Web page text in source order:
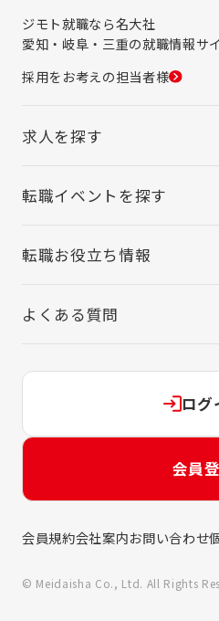
ジモト就職なら名大社
愛知・岐阜・三重の就職情報サ
採用をお考えの担当者様
求人を探す
転職イベントを探す
転職お役立ち情報
よくある質問
ログ
会員
会員規約会社案内お問い合わせ
© Meidaisha Co., Ltd. All Rights